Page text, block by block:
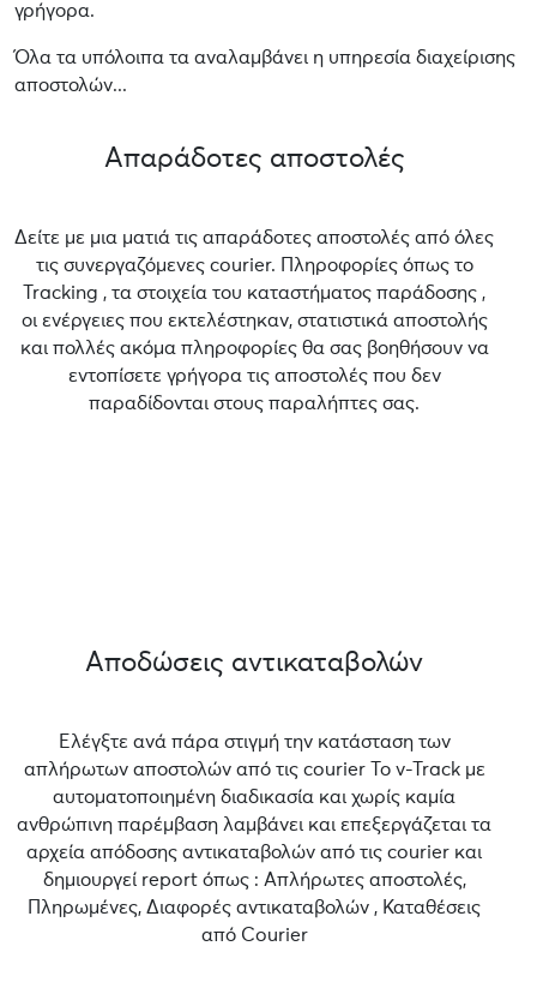
γρήγορα.
Όλα τα υπόλοιπα τα αναλαμβάνει η υπηρεσία διαχείρισης
αποστολών...
Απαράδοτες αποστολές
Δείτε με μια ματιά τις απαράδοτες αποστολές από όλες
τις συνεργαζόμενες courier. Πληροφορίες όπως το
Tracking , τα στοιχεία του καταστήματος παράδοσης ,
οι ενέργειες που εκτελέστηκαν, στατιστικά αποστολής
και πολλές ακόμα πληροφορίες θα σας βοηθήσουν να
εντοπίσετε γρήγορα τις αποστολές που δεν
παραδίδονται στους παραλήπτες σας.
Αποδώσεις αντικαταβολών
Ελέγξτε ανά πάρα στιγμή την κατάσταση των
απλήρωτων αποστολών από τις courier Το v-Track με
αυτοματοποιημένη διαδικασία και χωρίς καμία
ανθρώπινη παρέμβαση λαμβάνει και επεξεργάζεται τα
αρχεία απόδοσης αντικαταβολών από τις courier και
δημιουργεί report όπως : Απλήρωτες αποστολές,
Πληρωμένες, Διαφορές αντικαταβολών , Καταθέσεις
από Courier